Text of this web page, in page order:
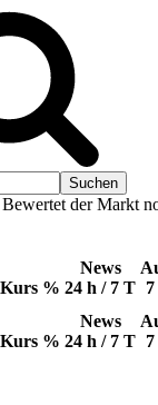
der Markt
Kurs %
News
24 h / 7 T
Kurs %
News
24 h / 7 T